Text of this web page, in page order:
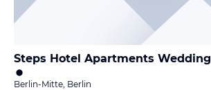
Steps Hotel Apartments Wedding
Berlin-Mitte, Berlin